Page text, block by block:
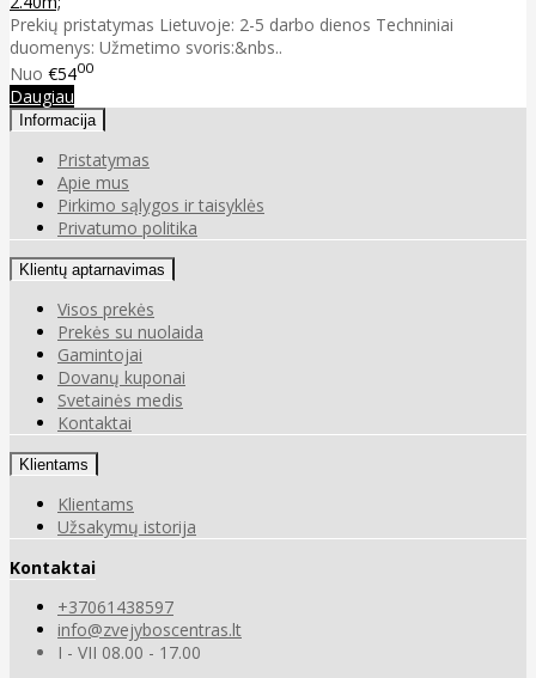
Prekių pristatymas Lietuvoje: 2-5 darbo dienos Techniniai
duomenys: Užmetimo svoris:&nbs..
Nuo €5400
Daugiau
Informacija
Pristatymas
Apie mus
Pirkimo sąlygos ir taisyklės
Privatumo politika
Klientų aptarnavimas
Visos prekės
Prekės su nuolaida
Gamintojai
Dovanų kuponai
Svetainės medis
Kontaktai
Klientams
Klientams
Užsakymų istorija
Kontaktai
+37061438597
info@zvejyboscentras.lt
I - VII 08.00 - 17.00